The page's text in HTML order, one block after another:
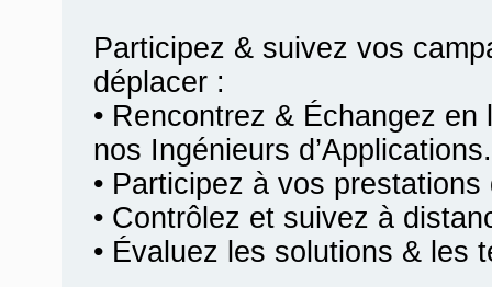
Participez & suivez vos
déplacer :
• Rencontrez & Échangez
nos Ingénieurs d’Applications.
• Participez à vos prestations
• Contrôlez et suivez à
• Évaluez les solutions & les